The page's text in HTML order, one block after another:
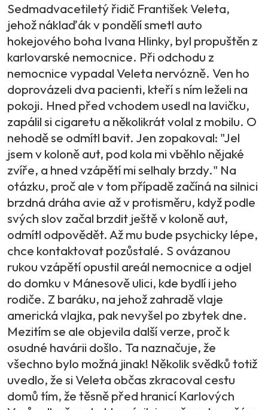
Sedmadvacetiletý řidič František Veleta,
jehož náklaďák v pondělí smetl auto
hokejového boha Ivana Hlinky, byl propuštěn z
karlovarské nemocnice. Při odchodu z
nemocnice vypadal Veleta nervózně. Ven ho
doprovázeli dva pacienti, kteří s ním leželi na
pokoji. Hned před vchodem usedl na lavičku,
zapálil si cigaretu a několikrát volal z mobilu. O
nehodě se odmítl bavit. Jen zopakoval: "Jel
jsem v koloně aut, pod kola mi vběhlo nějaké
zvíře, a hned vzápětí mi selhaly brzdy." Na
otázku, proč ale v tom případě začíná na silnici
brzdná dráha avie až v protisměru, když podle
svých slov začal brzdit ještě v koloně aut,
odmítl odpovědět. Až mu bude psychicky lépe,
chce kontaktovat pozůstalé. S ovázanou
rukou vzápětí opustil areál nemocnice a odjel
do domku v Mánesově ulici, kde bydlí i jeho
rodiče. Z baráku, na jehož zahradě vlaje
americká vlajka, pak nevyšel po zbytek dne.
Mezitím se ale objevila další verze, proč k
osudné havárii došlo. Ta naznačuje, že
všechno bylo možná jinak! Několik svědků totiž
uvedlo, že si Veleta občas zkracoval cestu
domů tím, že těsně před hranicí Karlových